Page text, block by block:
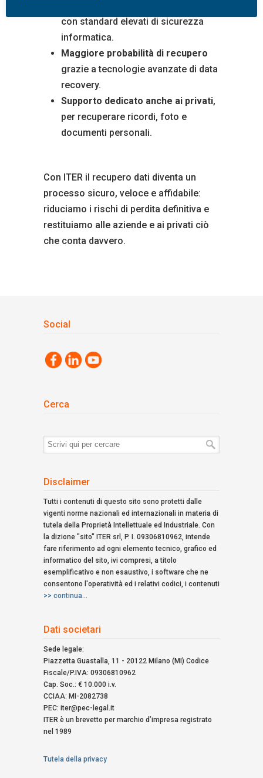
con standard elevati di sicurezza
informatica.
Maggiore probabilità di recupero
grazie a tecnologie avanzate di data
recovery.
Supporto dedicato anche ai privati,
per recuperare ricordi, foto e
documenti personali.
Con ITER il recupero dati diventa un
processo sicuro, veloce e affidabile:
riduciamo i rischi di perdita definitiva e
restituiamo alle aziende e ai privati ciò
che conta davvero.
Social
Cerca
Termini
ricerca:
Disclaimer
Tutti i contenuti di questo sito sono protetti dalle
vigenti norme nazionali ed internazionali in materia di
tutela della Proprietà Intellettuale ed Industriale. Con
la dizione "sito" ITER srl, P. I. 09306810962, intende
fare riferimento ad ogni elemento tecnico, grafico ed
informatico del sito, ivi compresi, a titolo
esemplificativo e non esaustivo, i software che ne
consentono l'operatività ed i relativi codici, i contenuti
>> continua...
Dati societari
Sede legale:
Piazzetta Guastalla, 11 - 20122 Milano (MI) Codice
Fiscale/P.IVA: 09306810962
Cap. Soc.: € 10.000 i.v.
CCIAA: MI-2082738
PEC: iter@pec-legal.it
ITER è un brevetto per marchio d’impresa registrato
nel 1989
Tutela della privacy